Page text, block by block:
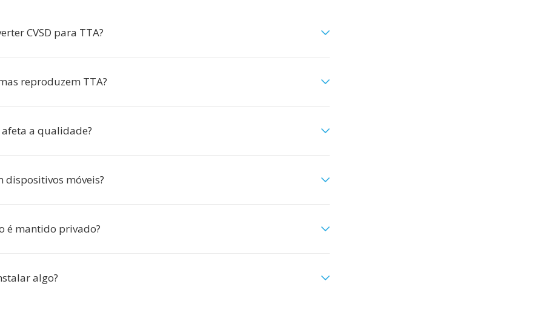
CVSD para TTA?
reproduzem TTA?
afeta a qualidade?
dispositivos móveis?
é mantido privado?
algo?